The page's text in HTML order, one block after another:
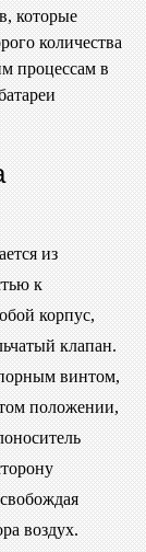
которые
количества
процессам в
из
к
корпус,
клапан.
винтом,
положении,
воздух.